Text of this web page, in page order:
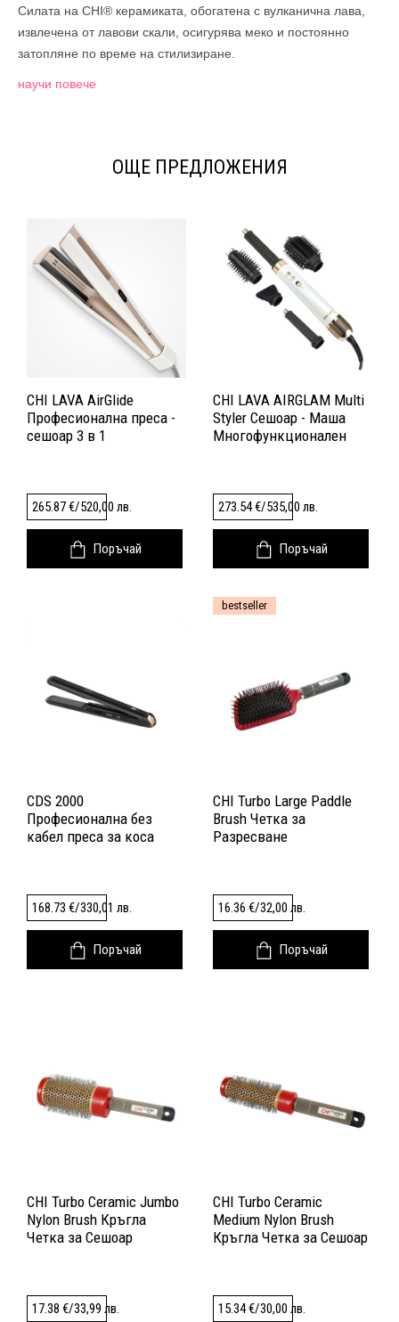
Силата на CHI® керамиката, обогатена с вулканична лава,
извлечена от лавови скали, осигурява меко и постоянно
затопляне по време на стилизиране.
научи повече
ОЩЕ ПРЕДЛОЖЕНИЯ
CHI LAVA AirGlide
Професионална преса -
сешоар 3 в 1
265.87€/520,00 лв.
Поръчай
CHI LAVA AIRGLAM Multi
Styler Сешоар - Маша
Многофункционален
273.54€/535,00 лв.
Поръчай
CDS 2000
Професионална без
кабел преса за коса
168.73 €/330,01 лв.
Поръчай
bestseller
CHI Turbo Large Paddle
Brush Четка за
Разресване
16.36 €/32,00 лв.
Поръчай
CHI Turbo Ceramic Jumbo
Nylon Brush Кръгла
Четка за Сешоар
17.38 €/33,99 лв.
CHI Turbo Ceramic
Medium Nylon Brush
Кръгла Четка за Сешоар
15.34€/30,00 лв.